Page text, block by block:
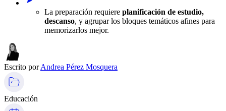
La preparación requiere planificación de estudio,
descanso, y agrupar los bloques temáticos afines para
memorizarlos mejor.
Escrito porAndrea Pérez Mosquera
Educación